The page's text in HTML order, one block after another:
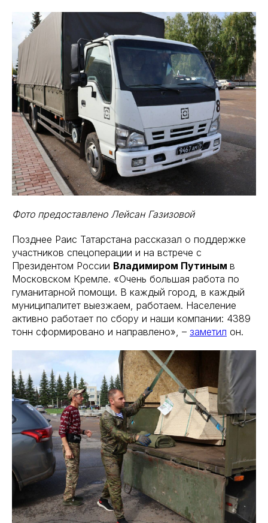
Фото предоставлено Лейсан Газизовой
Позднее Раис Татарстана рассказал о поддержке
участников спецоперации и на встрече с
Президентом России Владимиром Путиным в
Московском Кремле. «Очень большая работа по
гуманитарной помощи. В каждый город, в каждый
муниципалитет выезжаем, работаем. Население
активно работает по сбору и наши компании: 4389
тонн сформировано и направлено», – заметил он.